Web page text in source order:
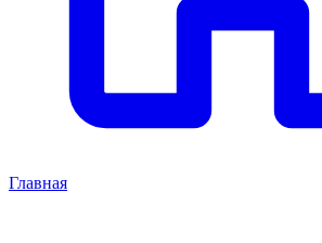
Главная